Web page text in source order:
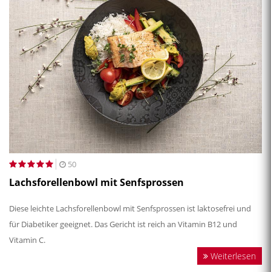
50
Lachsforellenbowl mit Senfsprossen
Diese leichte Lachsforellenbowl mit Senfsprossen ist laktosefrei und
für Diabetiker geeignet. Das Gericht ist reich an Vitamin B12 und
Vitamin C.
Weiterlesen